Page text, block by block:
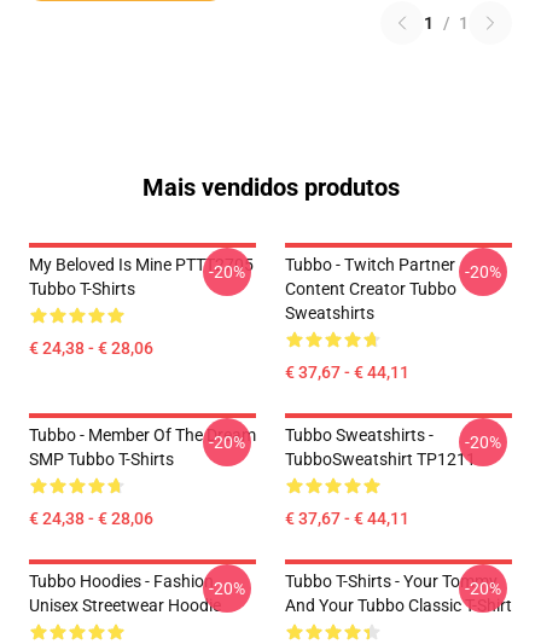
1 / 1
Mais vendidos produtos
My Beloved Is Mine PTTT2705
Tubbo T-Shirts
€ 24,38 - € 28,06
-20%
Tubbo - Twitch Partner
Content Creator Tubbo
Sweatshirts
€ 37,67 - € 44,11
-20%
Tubbo - Member Of The Dream
SMP Tubbo T-Shirts
€ 24,38 - € 28,06
-20%
Tubbo Sweatshirts -
TubboSweatshirt TP1211
€ 37,67 - € 44,11
-20%
Tubbo Hoodies - Fashion
Unisex Streetwear Hoodie
-20%
Tubbo T-Shirts - Your Tommy
And Your Tubbo Classic T-Shirt
-20%